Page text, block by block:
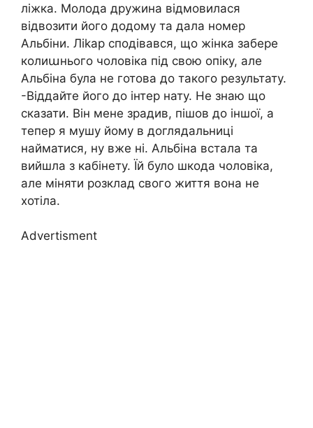
ліжка. Молода дружина відмовилася
відвозити його додому та дала номер
Альбіни. Ліkар сподівався, що жінка забере
колиաнього чоловіка під свою опіку, але
Альбіна була не готова до такого результату.
-Віддайте його до інтер нату. Не знаю що
сказати. Він мене зрадив, пішов до іншої, а
тепер я мушу йому в доглядальниці
найматися, ну вже ні. Альбіна встала та
вийшла з кабінету. Їй було шкода чоловіка,
але міняти розклад свого життя вона не
хотіла.
Advertisment